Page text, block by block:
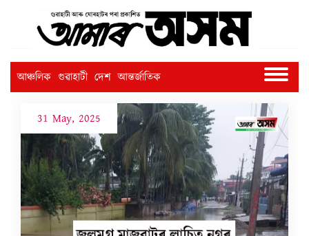
আঞ্চলিক গুৱাহাটী দেশ আন্তৰ্জাতিক
31 May, 2025